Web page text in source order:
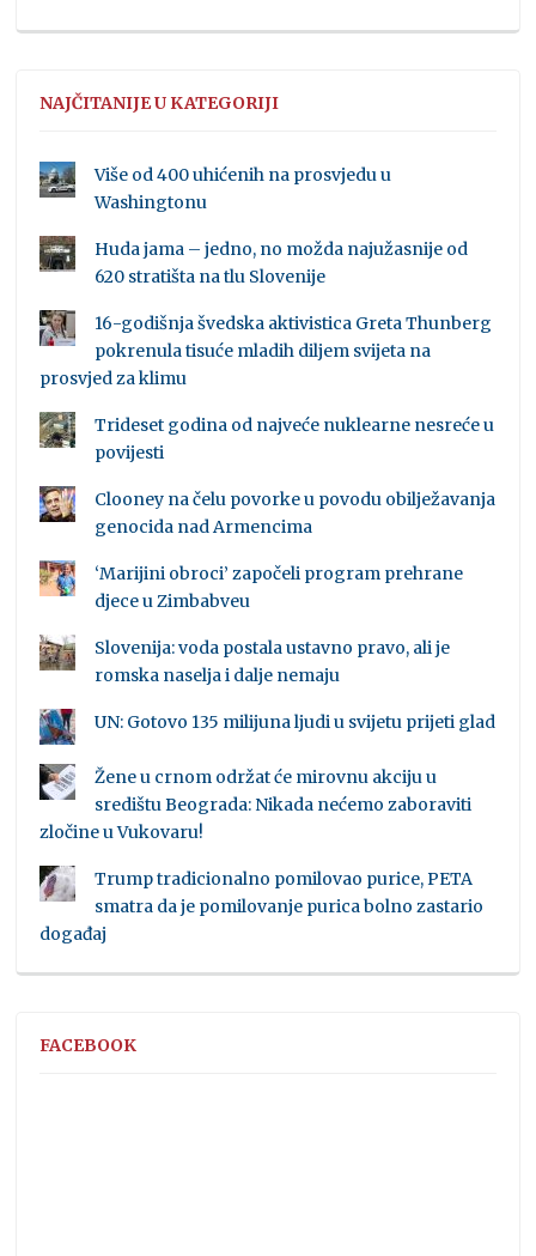
NAJČITANIJE U KATEGORIJI
Više od 400 uhićenih na prosvjedu u
Washingtonu
Huda jama – jedno, no možda najužasnije od
620 stratišta na tlu Slovenije
16-godišnja švedska aktivistica Greta Thunberg
pokrenula tisuće mladih diljem svijeta na
prosvjed za klimu
Trideset godina od najveće nuklearne nesreće u
povijesti
Clooney na čelu povorke u povodu obilježavanja
genocida nad Armencima
‘Marijini obroci’ započeli program prehrane
djece u Zimbabveu
Slovenija: voda postala ustavno pravo, ali je
romska naselja i dalje nemaju
UN: Gotovo 135 milijuna ljudi u svijetu prijeti glad
Žene u crnom održat će mirovnu akciju u
središtu Beograda: Nikada nećemo zaboraviti
zločine u Vukovaru!
Trump tradicionalno pomilovao purice, PETA
smatra da je pomilovanje purica bolno zastario
događaj
FACEBOOK